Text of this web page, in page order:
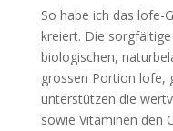
So habe ich das lofe-
kreiert. Die
biologischen,
grossen Portion lofe,
unterstützen die
sowie Vitaminen den